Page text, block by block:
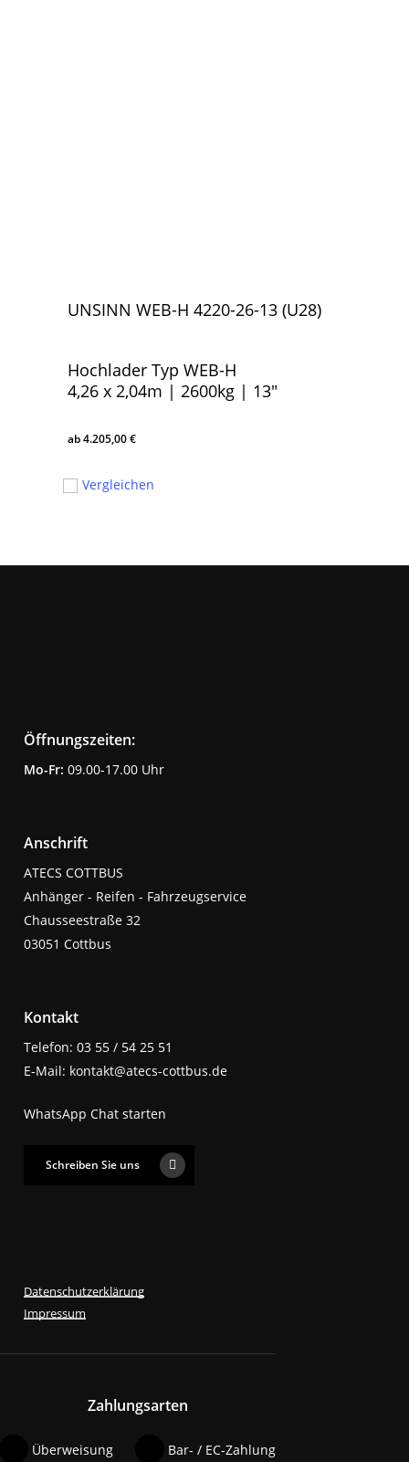
UNSINN WEB-H 4220-26-13 (U28)
Hochlader Typ WEB-H
4,26 x 2,04m | 2600kg | 13″
4.205,00€
Vergleichen
Öffnungszeiten:
Mo-Fr: 09.00-17.00 Uhr
Anschrift
ATECS COTTBUS
Anhänger - Reifen - Fahrzeugservice
Chausseestraße 32
03051 Cottbus
Kontakt
Telefon: 03 55 / 54 25 51
E-Mail: kontakt@atecs-cottbus.de
WhatsApp Chat starten
Schreiben Sie uns
Datenschutzerklärung
Impressum
Zahlungsarten
Überweisung Bar- / EC-Zahlung